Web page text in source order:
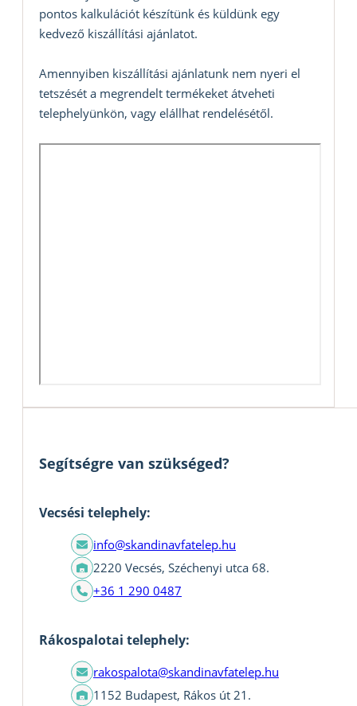
pontos kalkulációt készítünk és küldünk egy
kedvező kiszállítási ajánlatot.
Amennyiben kiszállítási ajánlatunk nem nyeri el
tetszését a megrendelt termékeket átveheti
telephelyünkön, vagy elállhat rendelésétől.
Segítségre van szükséged?
Vecsési telephely:
info@skandinavfatelep.hu
2220 Vecsés, Széchenyi utca 68.
+36 1 290 0487
Rákospalotai telephely:
rakospalota@skandinavfatelep.hu
1152 Budapest, Rákos út 21.